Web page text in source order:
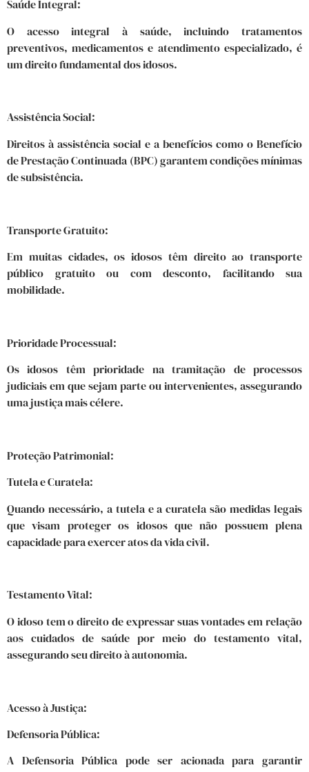
Saúde Integral:
O acesso integral à saúde, incluindo tratamentos
preventivos, medicamentos e atendimento especializado, é
um direito fundamental dos idosos.
Assistência Social:
Direitos à assistência social e a benefícios como o Benefício
de Prestação Continuada (BPC) garantem condições mínimas
de subsistência.
Transporte Gratuito:
Em muitas cidades, os idosos têm direito ao transporte
público gratuito ou com desconto, facilitando sua
mobilidade.
Prioridade Processual:
Os idosos têm prioridade na tramitação de processos
judiciais em que sejam parte ou intervenientes, assegurando
uma justiça mais célere.
Proteção Patrimonial:
Tutela e Curatela:
Quando necessário, a tutela e a curatela são medidas legais
que visam proteger os idosos que não possuem plena
capacidade para exercer atos da vida civil.
Testamento Vital:
O idoso tem o direito de expressar suas vontades em relação
aos cuidados de saúde por meio do testamento vital,
assegurando seu direito à autonomia.
Acesso à Justiça:
Defensoria Pública:
A Defensoria Pública pode ser acionada para garantir